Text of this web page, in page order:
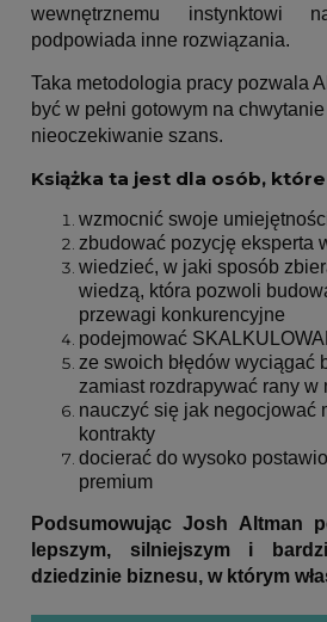
wewnętrznemu instynktowi
podpowiada inne rozwiązania.
Taka metodologia pracy pozwala
być w pełni gotowym na
nieoczekiwanie szans.
Książka ta jest dla osób,
wzmocnić swoje
zbudować pozycję eksperta
wiedzieć, w jaki sposób
wiedzą, która pozwoli
przewagi konkurencyjne
podejmować
ze swoich błędów wyciągać
zamiast rozdrapywać rany w
nauczyć się jak negocjować
kontrakty
docierać do wysoko
premium
Podsumowując Josh Altman
lepszym, silniejszym i
dziedzinie biznesu, w którym